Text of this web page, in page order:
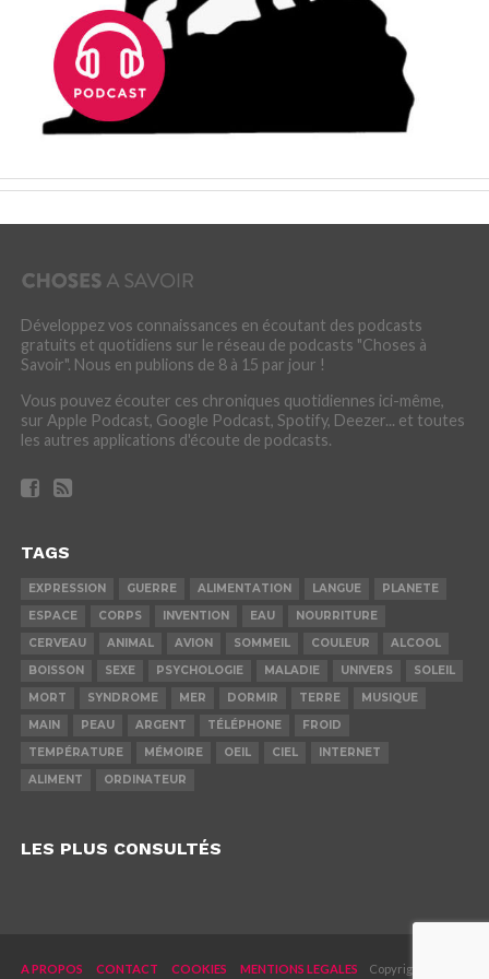
Développez vos connaissances en écoutant des podcasts
gratuits et quotidiens sur le réseau de podcasts "Choses à
Savoir". Nous en publions de 8 à 15 par jour !
Vous pouvez écouter ces chroniques quotidiennes ici-même,
sur Apple Podcast, Google Podcast, Spotify, Deezer... et toutes
les autres applications d'écoute de podcasts.
TAGS
EXPRESSION GUERRE ALIMENTATION LANGUE
PLANETE
ESPACE
CORPS INVENTION EAU
NOURRITURE
CERVEAU
ANIMAL AVION SOMMEIL COULEUR
ALCOOL
BOISSON
SEXE PSYCHOLOGIE MALADIE UNIVERS
SOLEIL
MORT
SYNDROME MER DORMIR TERRE
MUSIQUE
MAIN
PEAU ARGENT TÉLÉPHONE
FROID
TEMPÉRATURE
MÉMOIRE OEIL CIEL
INTERNET
ALIMENT
ORDINATEUR
LES PLUS CONSULTÉS
A PROPOS CONTACT COOKIES MENTIONS LEGALES Copyright © 2019